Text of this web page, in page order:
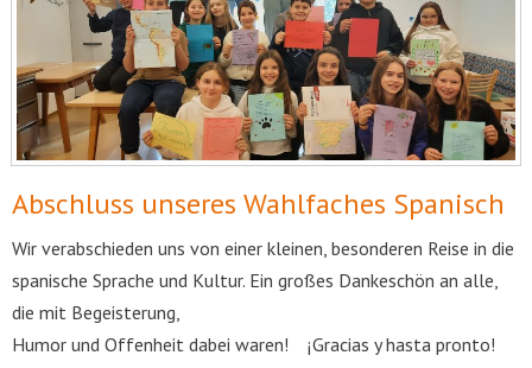
Abschluss unseres Wahlfaches Spanisch
Wir verabschieden uns von einer kleinen, besonderen Reise in die
spanische Sprache und Kultur. Ein großes Dankeschön an alle,
die mit Begeisterung,
Humor und Offenheit dabei waren! ¡Gracias y hasta pronto!